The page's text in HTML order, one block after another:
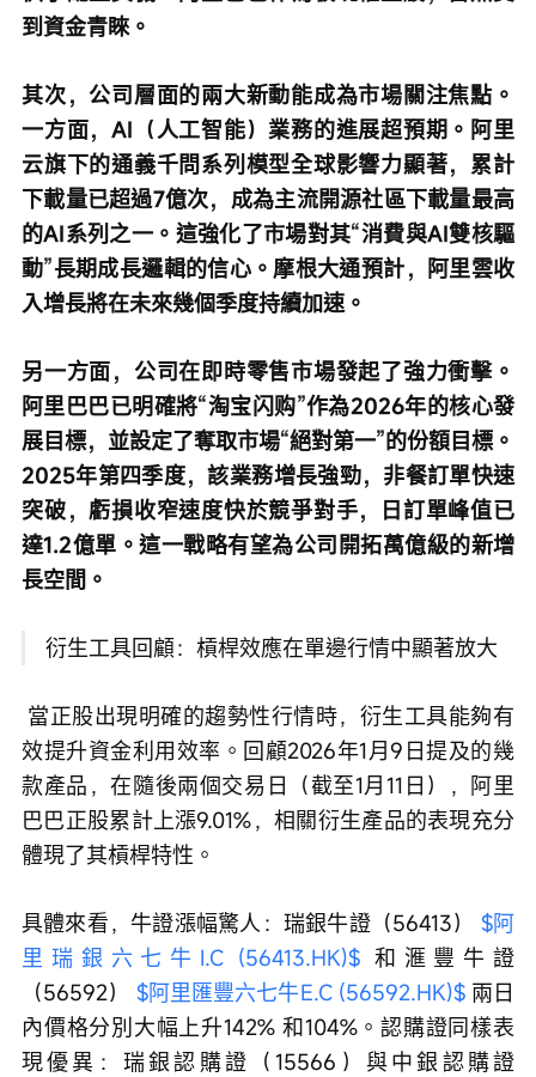
到資金青睞。
其次，公司層面的兩大新動能成為市場關注焦點。
一方面，AI（人工智能）業務的進展超預期。阿里
云旗下的通義千問系列模型全球影響力顯著，累計
下載量已超過7億次，成為主流開源社區下載量最高
的AI系列之一。這強化了市場對其“消費與AI雙核驅
動”長期成長邏輯的信心。摩根大通預計，阿里雲收
入增長將在未來幾個季度持續加速。
另一方面，公司在即時零售市場發起了強力衝擊。
阿里巴巴已明確將“淘宝闪购”作為2026年的核心發
展目標，並設定了奪取市場“絕對第一”的份額目標。
2025年第四季度，該業務增長強勁，非餐訂單快速
突破，虧損收窄速度快於競爭對手，日訂單峰值已
達1.2億單。這一戰略有望為公司開拓萬億級的新增
長空間。
衍生工具回顧：槓桿效應在單邊行情中顯著放大
效提升資金利用效率。回顧2026年1月9日提及的幾
款產品，在隨後兩個交易日（截至1月11日），阿里
巴巴正股累計上漲9.01%，相關衍生產品的表現充分
體現了其槓桿特性。
具體來看，牛證漲幅驚人：瑞銀牛證（56413） $阿
里瑞銀六七牛I.C (56413.HK)$ 和滙豐牛證
（56592） $阿里匯豐六七牛E.C (56592.HK)$ 兩日
內價格分別大幅上升142% 和104%。認購證同樣表
現優異：瑞銀認購證（15566）與中銀認購證